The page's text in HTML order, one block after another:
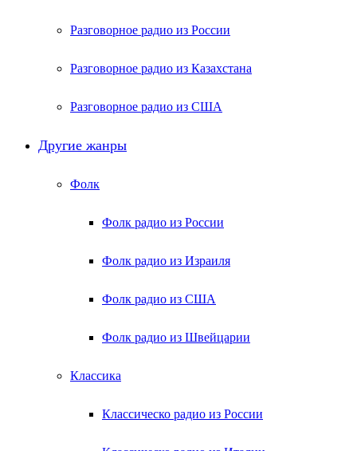
Разговорное радио из России
Разговорное радио из Казахстана
Разговорное радио из США
Другие жанры
Фолк
Фолк радио из России
Фолк радио из Израиля
Фолк радио из США
Фолк радио из Швейцарии
Классика
Классическо радио из России